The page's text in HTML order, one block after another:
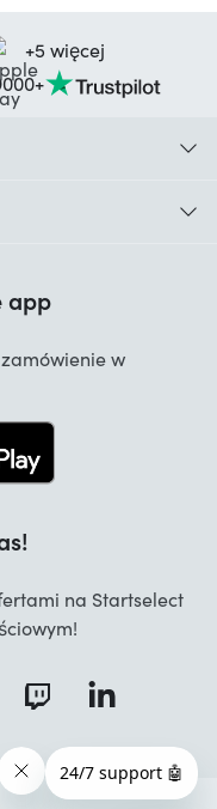
+5 więcej
app
w
na Startselect